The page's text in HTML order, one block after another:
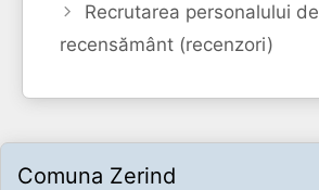
Recrutarea personalului de
recensământ (recenzori)
Comuna Zerind